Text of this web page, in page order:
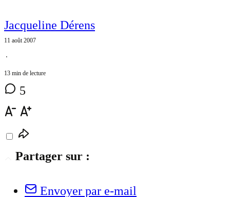
Jacqueline Dérens
11 août 2007
⋅
13 min de lecture
5
Partager sur :
Envoyer par e-mail